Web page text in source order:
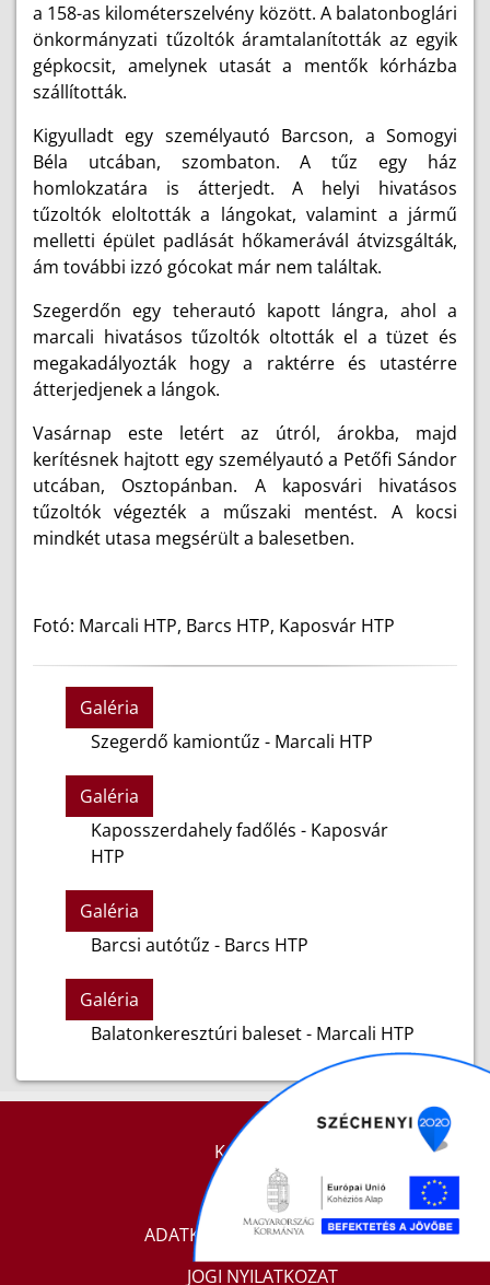
a 158-as kilométerszelvény között. A balatonboglári
önkormányzati tűzoltók áramtalanították az egyik
gépkocsit, amelynek utasát a mentők kórházba
szállították.
Kigyulladt egy személyautó Barcson, a Somogyi
Béla utcában, szombaton. A tűz egy ház
homlokzatára is átterjedt. A helyi hivatásos
tűzoltók eloltották a lángokat, valamint a jármű
melletti épület padlását hőkamerávál átvizsgálták,
ám további izzó gócokat már nem találtak.
Szegerdőn egy teherautó kapott lángra, ahol a
marcali hivatásos tűzoltók oltották el a tüzet és
megakadályozták hogy a raktérre és utastérre
átterjedjenek a lángok.
Vasárnap este letért az útról, árokba, majd
kerítésnek hajtott egy személyautó a Petőfi Sándor
utcában, Osztopánban. A kaposvári hivatásos
tűzoltók végezték a műszaki mentést. A kocsi
mindkét utasa megsérült a balesetben.
Fotó: Marcali HTP, Barcs HTP, Kaposvár HTP
Galéria
Szegerdő kamiontűz - Marcali HTP
Galéria
Kaposszerdahely fadőlés - Kaposvár
HTP
Galéria
Barcsi autótűz - Barcs HTP
Galéria
Balatonkeresztúri baleset - Marcali HTP
KAPCSOLAT
IMPRESSZUM
ADATKEZELÉSI TÁJÉKOZTATÓ
JOGI NYILATKOZAT